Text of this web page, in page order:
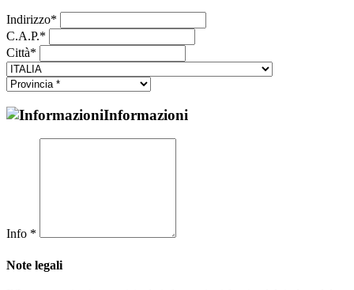
Indirizzo*
C.A.P.*
Città*
Informazioni
Info *
Note legali